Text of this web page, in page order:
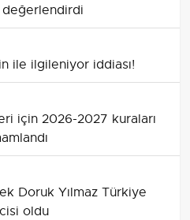
ile ilgileniyor iddiası!
için 2026-2027 kuraları
Doruk Yılmaz Türkiye
oldu